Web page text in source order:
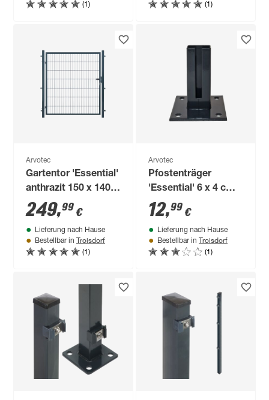
(1)
(1)
Arvotec
Gartentor 'Essential'
anthrazit 150 x 140
cm, mit
Zaunanschluss
249,99 €
Lieferung nach Hause
Bestellbar in Troisdorf
(1)
Arvotec
Pfostenträger
'Essential' 6 x 4 cm
anthrazit
12,99 €
Lieferung nach Hause
Bestellbar in Troisdorf
(1)